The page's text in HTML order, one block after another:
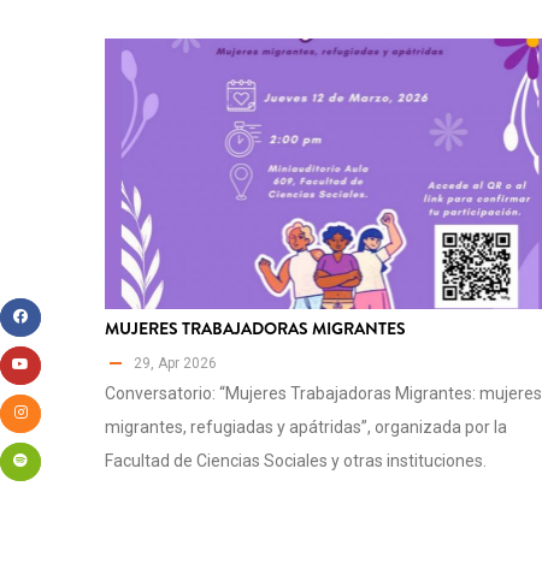
MUJERES TRABAJADORAS MIGRANTES
29, Apr 2026
Conversatorio: “Mujeres Trabajadoras Migrantes: mujeres
migrantes, refugiadas y apátridas”, organizada por la
Facultad de Ciencias Sociales y otras instituciones.